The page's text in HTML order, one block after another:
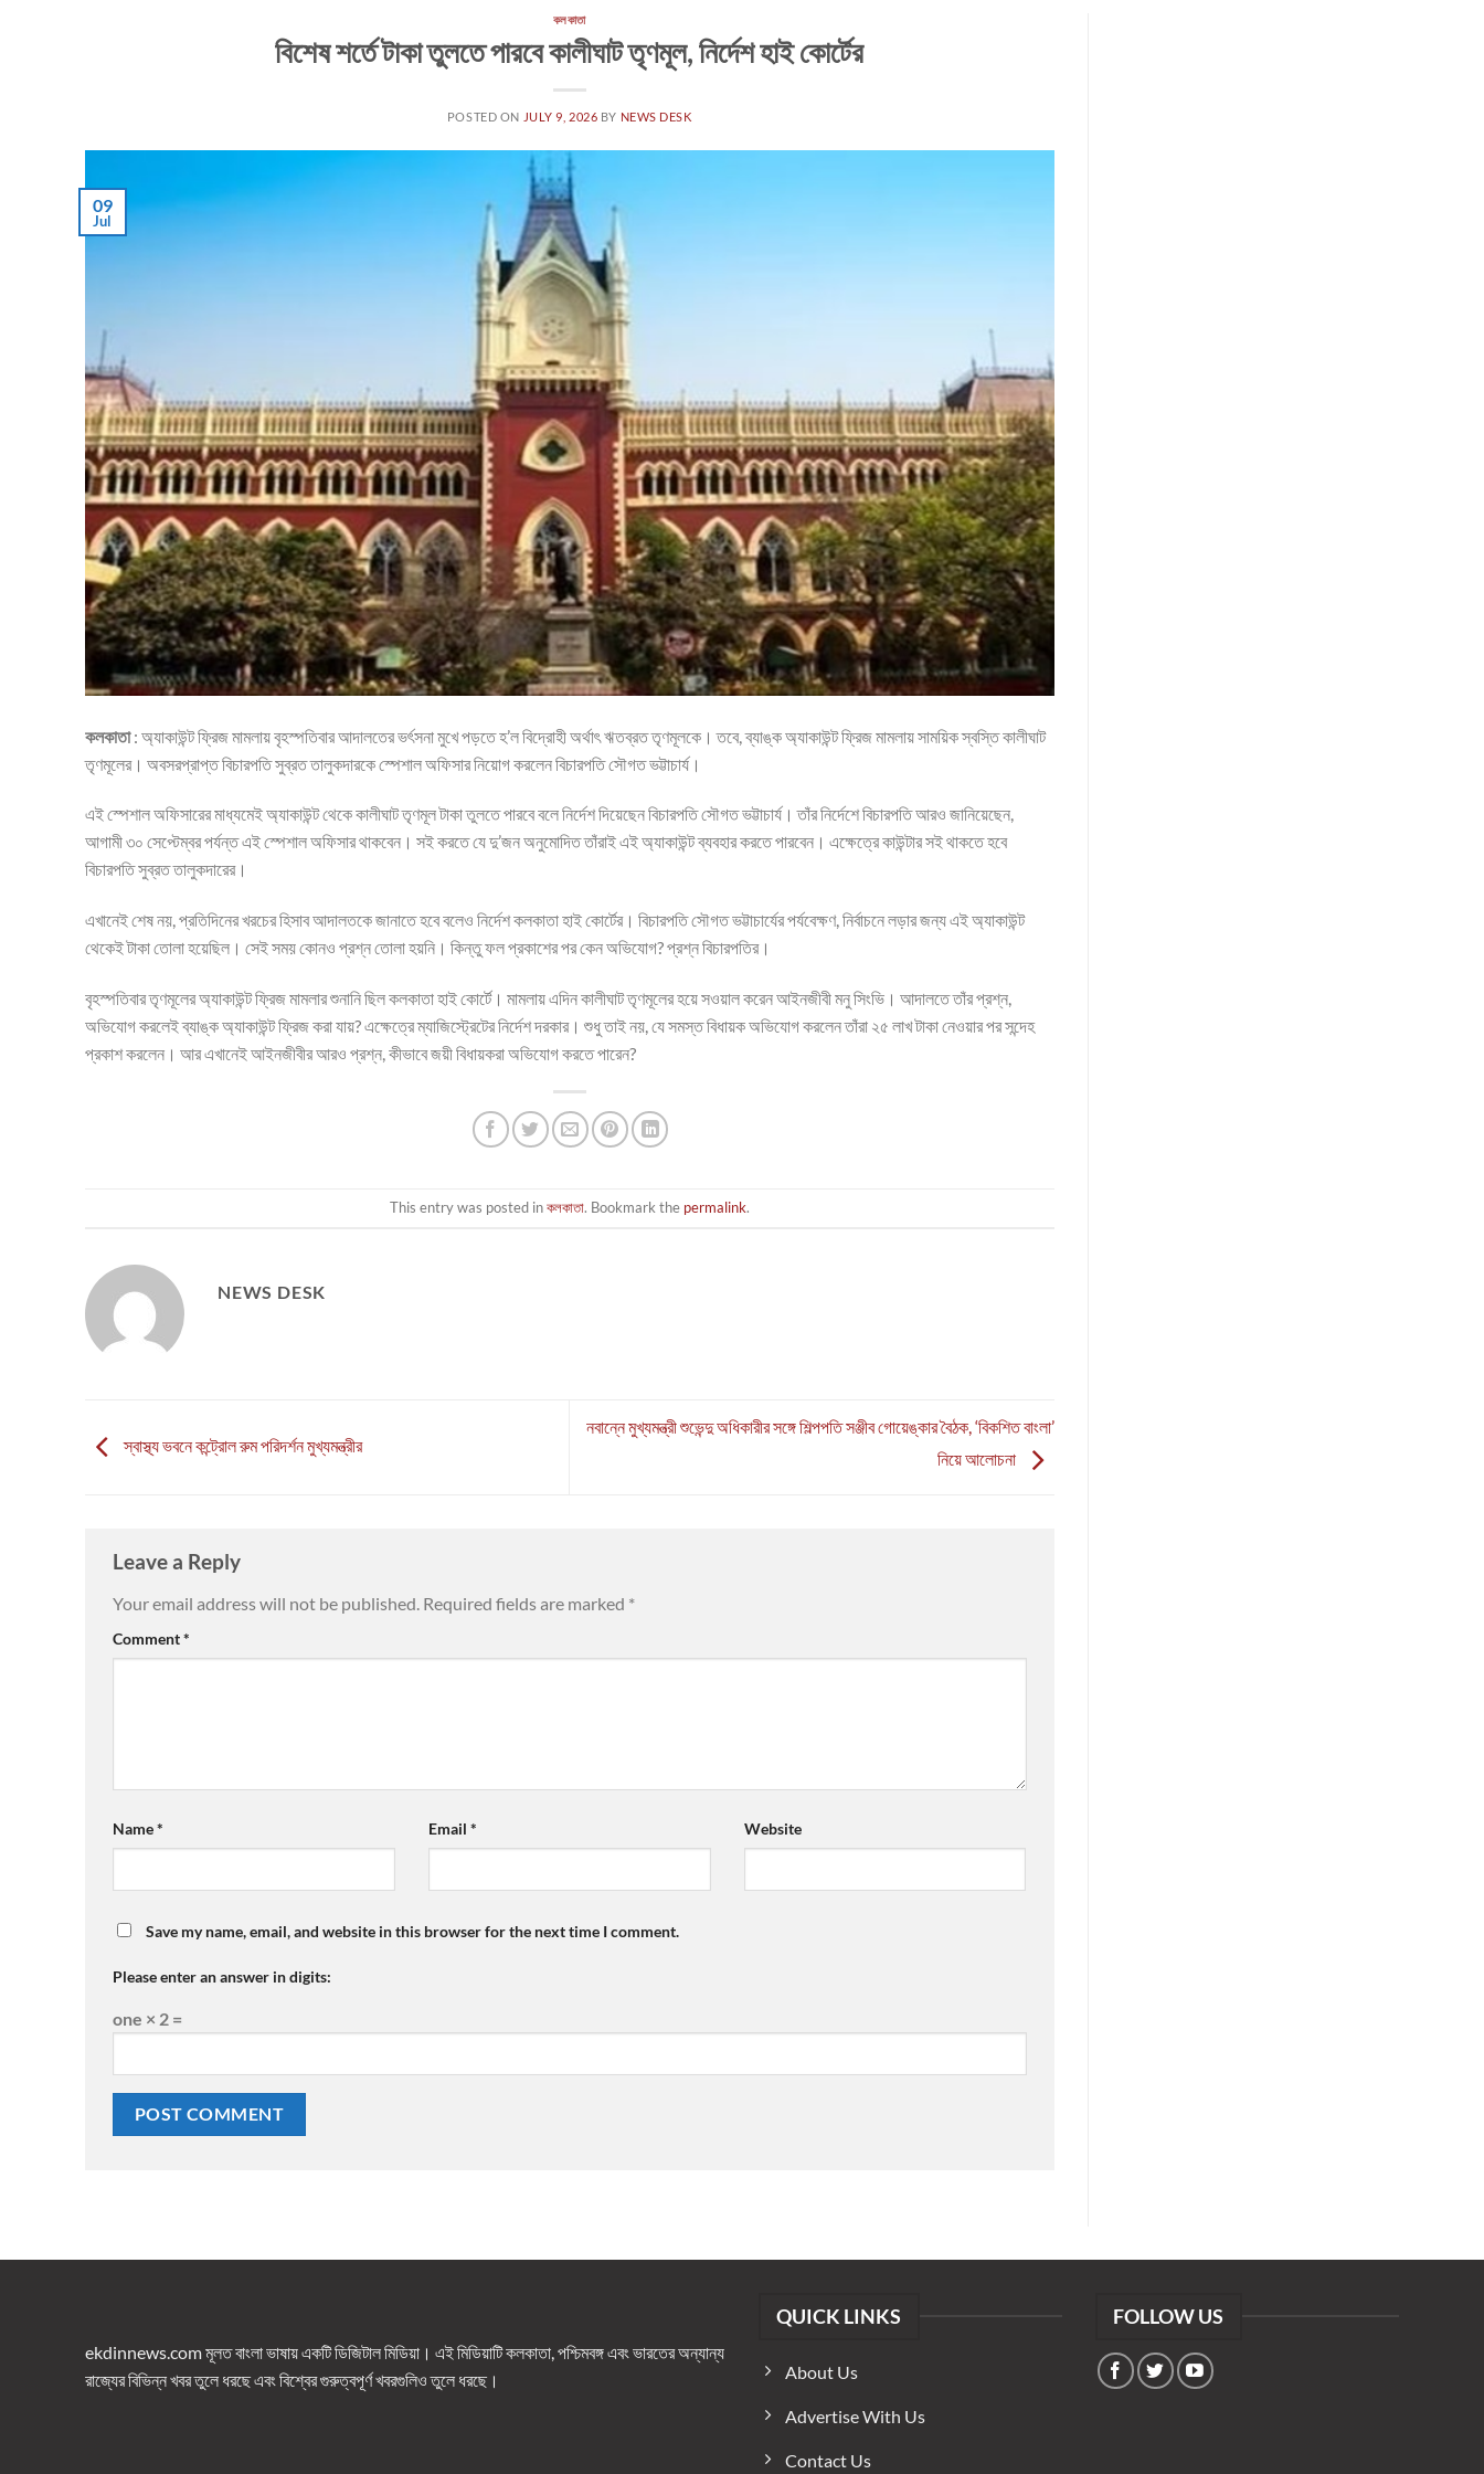
কলকাতা
বিশেষ শর্তে টাকা তুলতে পারবে কালীঘাট তৃণমূল, নির্দেশ হাই কোর্টের
POSTED ON JULY 9, 2026 BY NEWS DESK
09
Jul
কলকাতা: অ্যাকাউন্ট ফ্রিজ মামলায় বৃহস্পতিবার আদালতের ভর্ৎসনা মুখে পড়তে হ’ল বিদ্রোহী অর্থাৎ ঋতব্রত তৃণমূলকে। তবে, ব্যাঙ্ক অ্যাকাউন্ট ফ্রিজ মামলায় সাময়িক স্বস্তি কালীঘাট
তৃণমূলের। অবসরপ্রাপ্ত বিচারপতি সুব্রত তালুকদারকে স্পেশাল অফিসার নিয়োগ করলেন বিচারপতি সৌগত ভট্টাচার্য।
এই স্পেশাল অফিসারের মাধ্যমেই অ্যাকাউন্ট থেকে কালীঘাট তৃণমূল টাকা তুলতে পারবে বলে নির্দেশ দিয়েছেন বিচারপতি সৌগত ভট্টাচার্য। তাঁর নির্দেশে বিচারপতি আরও জানিয়েছেন,
আগামী ৩০ সেপ্টেম্বর পর্যন্ত এই স্পেশাল অফিসার থাকবেন। সই করতে যে দু’জন অনুমোদিত তাঁরাই এই অ্যাকাউন্ট ব্যবহার করতে পারবেন। এক্ষেত্রে কাউন্টার সই থাকতে হবে
বিচারপতি সুব্রত তালুকদারের।
এখানেই শেষ নয়, প্রতিদিনের খরচের হিসাব আদালতকে জানাতে হবে বলেও নির্দেশ কলকাতা হাই কোর্টের। বিচারপতি সৌগত ভট্টাচার্যের পর্যবেক্ষণ, নির্বাচনে লড়ার জন্য এই অ্যাকাউন্ট
থেকেই টাকা তোলা হয়েছিল। সেই সময় কোনও প্রশ্ন তোলা হয়নি। কিন্তু ফল প্রকাশের পর কেন অভিযোগ? প্রশ্ন বিচারপতির।
বৃহস্পতিবার তৃণমূলের অ্যাকাউন্ট ফ্রিজ মামলার শুনানি ছিল কলকাতা হাই কোর্টে। মামলায় এদিন কালীঘাট তৃণমূলের হয়ে সওয়াল করেন আইনজীবী মনু সিংভি। আদালতে তাঁর প্রশ্ন,
অভিযোগ করলেই ব্যাঙ্ক অ্যাকাউন্ট ফ্রিজ করা যায়? এক্ষেত্রে ম্যাজিস্ট্রেটের নির্দেশ দরকার। শুধু তাই নয়, যে সমস্ত বিধায়ক অভিযোগ করলেন তাঁরা ২৫ লাখ টাকা নেওয়ার পর সন্দেহ
প্রকাশ করলেন। আর এখানেই আইনজীবীর আরও প্রশ্ন, কীভাবে জয়ী বিধায়করা অভিযোগ করতে পারেন?
This entry was posted inকলকাতা. Bookmark the permalink.
NEWS DESK
স্বাস্থ্য ভবনে কন্ট্রোল রুম পরিদর্শন মুখ্যমন্ত্রীর
নবান্নে মুখ্যমন্ত্রী শুভেন্দু অধিকারীর সঙ্গে শিল্পপতি সঞ্জীব গোয়েঙ্কার বৈঠক, ‘বিকশিত বাংলা’
নিয়ে আলোচনা
Leave a Reply
Your email address will not be published. Required fields are marked *
Comment*
Name* Email * Website
Save my name, email, and website in this browser for the next time I comment.
Please enter an answer in digits:
one × 2 =
ekdinnews.com মূলত বাংলা ভাষায় একটি ডিজিটাল মিডিয়া। এই মিডিয়াটি কলকাতা, পশ্চিমবঙ্গ এবং ভারতের অন্যান্য
রাজ্যের বিভিন্ন খবর তুলে ধরছে এবং বিশ্বের গুরুত্বপূর্ণ খবরগুলিও তুলে ধরছে।
QUICK LINKS
About Us
Advertise With Us
Contact Us
FOLLOW US